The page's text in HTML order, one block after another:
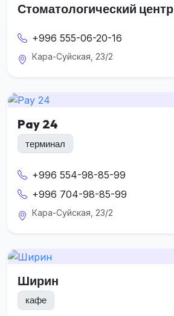
Стоматологический центр
+996 555-06-20-16
Кара-Суйская, 23/2
Pay 24
терминал
+996 554-98-85-99
+996 704-98-85-99
Кара-Суйская, 23/2
Ширин
кафе